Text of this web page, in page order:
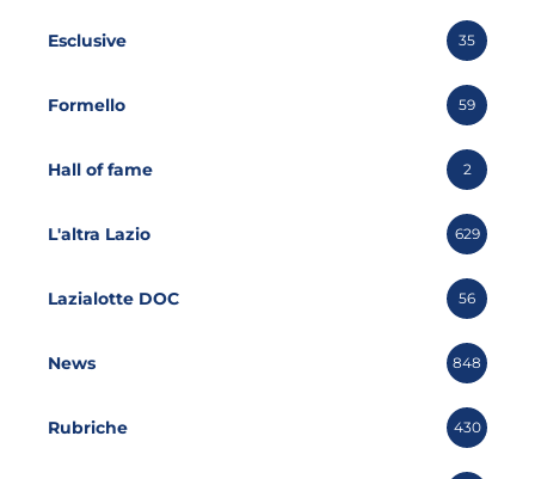
Esclusive 35
Formello 59
Hall of fame 2
L'altra Lazio 629
Lazialotte DOC 56
News 848
Rubriche 430